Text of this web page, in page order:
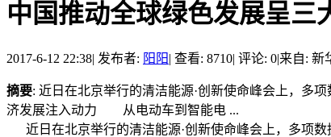
中国推动全球绿色发展呈三
2017-6-12 22:38| 发布者: 阳阳| 查看: 8710| 评论: 0|来自: 新
摘要: 近日在北京举行的清洁能源·创新使命峰会上，
济发展注入动力 从电动车到智能电 ...
近日在北京举行的清洁能源·创新使命峰会上，多项数